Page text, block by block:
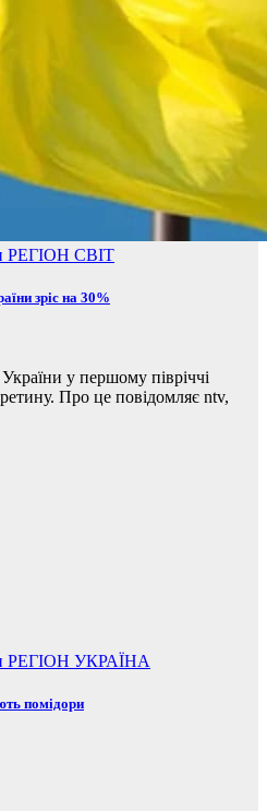
РЕГІОН СВІТ
зріс на 30%
у першому півріччі
Про це повідомляє ntv,
РЕГІОН УКРАЇНА
помідори